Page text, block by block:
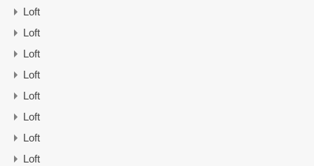
Loft
Loft
Loft
Loft
Loft
Loft
Loft
Loft